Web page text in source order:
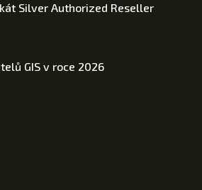
Silver Authorized Reseller
GIS v roce 2026